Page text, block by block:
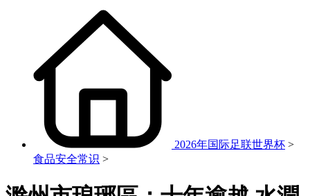
2026年国际足联世界杯 >
食品安全常识 >